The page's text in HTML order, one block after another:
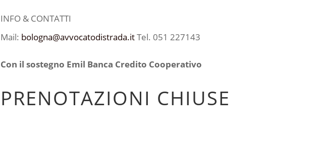
INFO & CONTATTI
Mail: bologna@avvocatodistrada.itTel. 051 227143
Con il sostegno Emil Banca Credito Cooperativo
PRENOTAZIONI CHIUSE